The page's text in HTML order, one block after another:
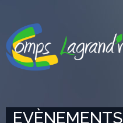
EVÈNEMENTS